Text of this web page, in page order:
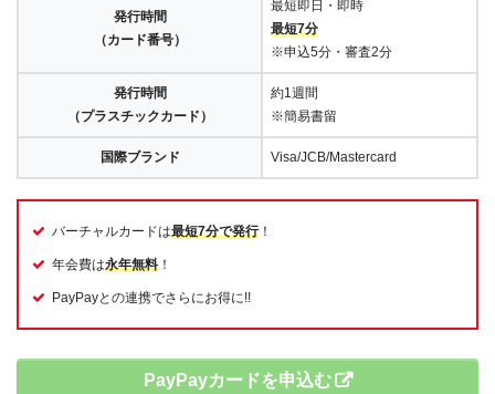
発行時間
（カード番号）
最短即日・即時
最短7分
※申込5分・審査2分
発行時間
（プラスチックカード）
約1週間
※簡易書留
国際ブランド Visa/JCB/Mastercard
バーチャルカードは最短7分で発行！
年会費は永年無料 ！
PayPayとの連携でさらにお得に!!
PayPayカードを申込む